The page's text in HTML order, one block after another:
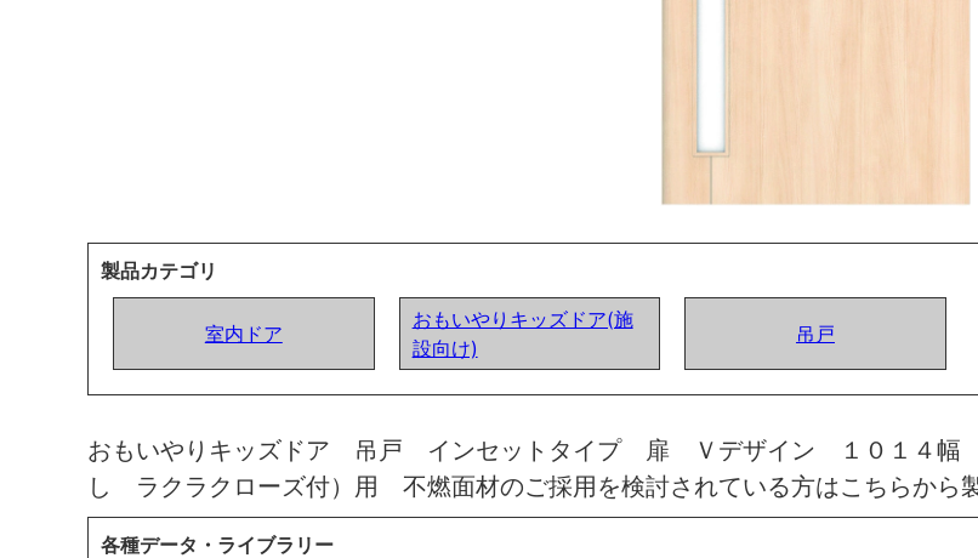
製品カテゴリ
室内ドア
おもいやりキッズドア(施
設向け)
吊戸
おもいやりキッズドア 吊戸 インセットタイプ 扉 Ｖデザイン １０１４
し ラクラクローズ付）用 不燃面材のご採用を検討されている方はこちらから
各種データ・ライブラリー